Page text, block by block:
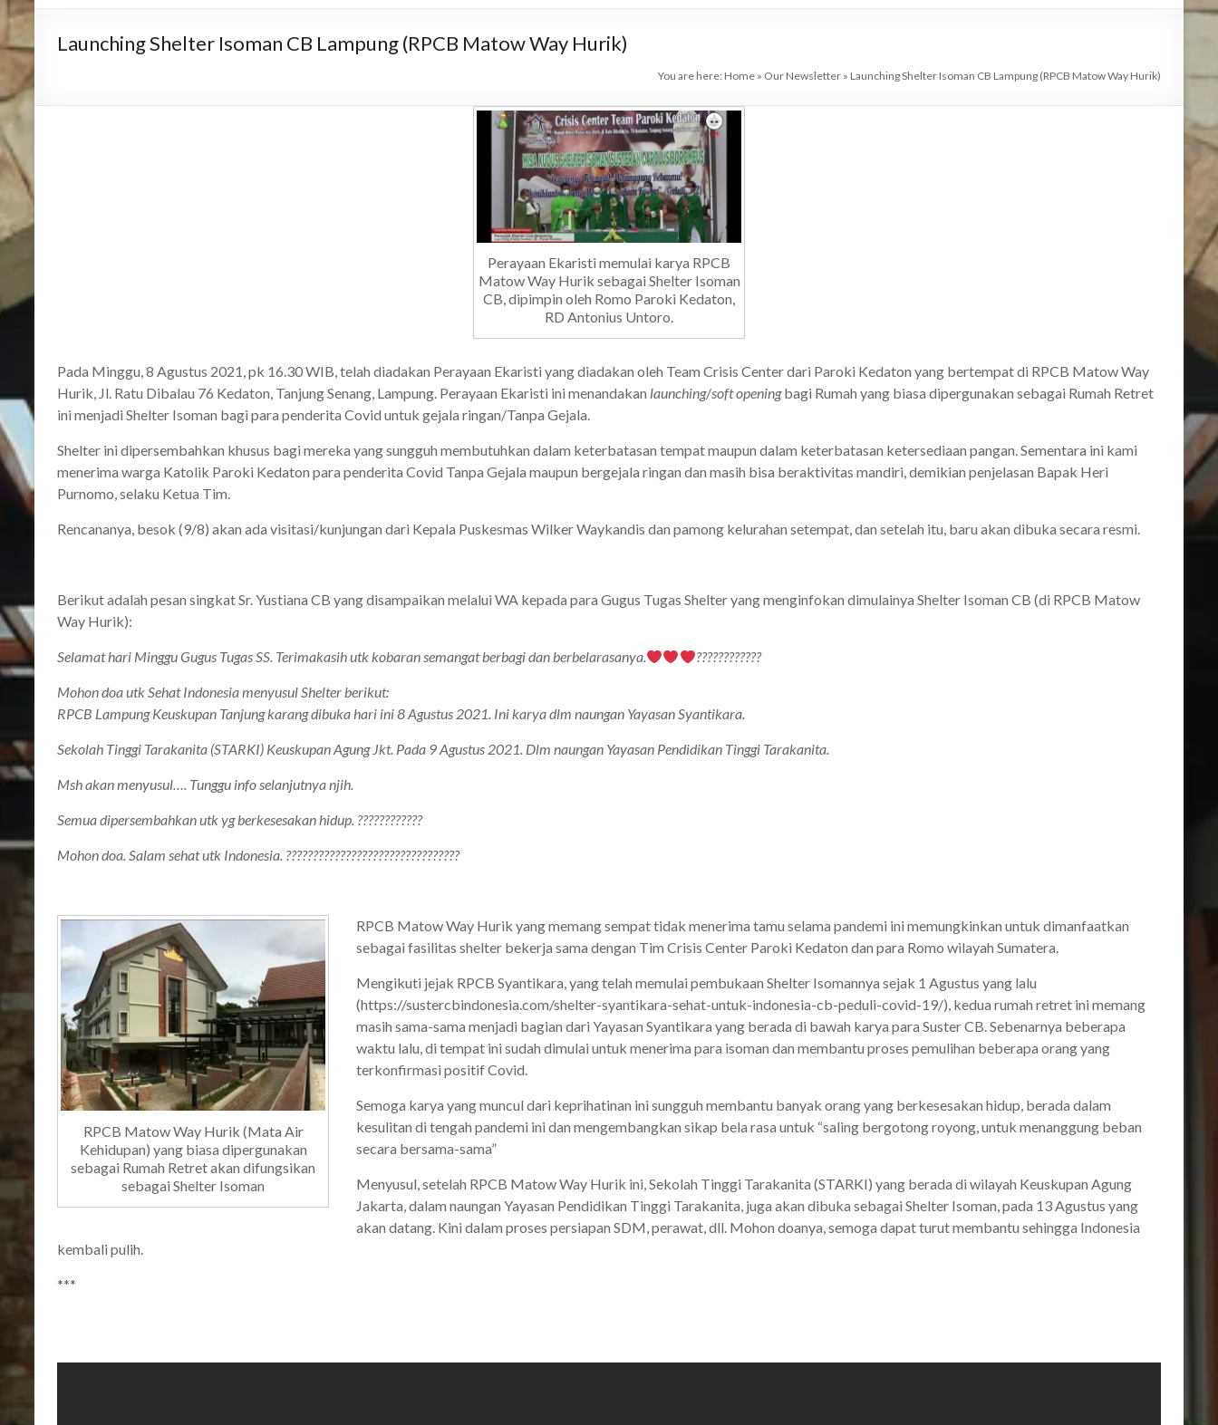
Launching Shelter Isoman CB Lampung (RPCB Matow Way Hurik)
You are here: Home » Our Newsletter » Launching Shelter Isoman CB Lampung (RPCB Matow Way Hurik)
Perayaan Ekaristi memulai karya RPCB
Matow Way Hurik sebagai Shelter Isoman
CB, dipimpin oleh Romo Paroki Kedaton,
RD Antonius Untoro.
Pada Minggu, 8 Agustus 2021, pk 16.30 WIB, telah diadakan Perayaan Ekaristi yang diadakan oleh Team Crisis Center dari Paroki Kedaton yang bertempat di RPCB Matow Way
Hurik, Jl. Ratu Dibalau 76 Kedaton, Tanjung Senang, Lampung. Perayaan Ekaristi ini menandakan launching/soft openingbagi Rumah yang biasa dipergunakan sebagai Rumah Retret
ini menjadi Shelter Isoman bagi para penderita Covid untuk gejala ringan/Tanpa Gejala.
Shelter ini dipersembahkan khusus bagi mereka yang sungguh membutuhkan dalam keterbatasan tempat maupun dalam keterbatasan ketersediaan pangan. Sementara ini kami
menerima warga Katolik Paroki Kedaton para penderita Covid Tanpa Gejala maupun bergejala ringan dan masih bisa beraktivitas mandiri, demikian penjelasan Bapak Heri
Purnomo, selaku Ketua Tim.
Rencananya, besok (9/8) akan ada visitasi/kunjungan dari Kepala Puskesmas Wilker Waykandis dan pamong kelurahan setempat, dan setelah itu, baru akan dibuka secara resmi.
Berikut adalah pesan singkat Sr. Yustiana CB yang disampaikan melalui WA kepada para Gugus Tugas Shelter yang menginfokan dimulainya Shelter Isoman CB (di RPCB Matow
Way Hurik):
Selamat hari Minggu Gugus Tugas SS. Terimakasih utk kobaran semangat berbagi dan berbelarasanya. ????????????
Mohon doa utk Sehat Indonesia menyusul Shelter berikut:
RPCB Lampung Keuskupan Tanjung karang dibuka hari ini 8 Agustus 2021. Ini karya dlm naungan Yayasan Syantikara.
Sekolah Tinggi Tarakanita (STARKI) Keuskupan Agung Jkt. Pada 9 Agustus 2021. Dlm naungan Yayasan Pendidikan Tinggi Tarakanita.
Msh akan menyusul…. Tunggu info selanjutnya njih.
Semua dipersembahkan utk yg berkesesakan hidup. ????????????
Mohon doa. Salam sehat utk Indonesia. ????????????????????????????????
RPCB Matow Way Hurik (Mata Air
Kehidupan) yang biasa dipergunakan
sebagai Rumah Retret akan difungsikan
sebagai Shelter Isoman
RPCB Matow Way Hurik yang memang sempat tidak menerima tamu selama pandemi ini memungkinkan untuk dimanfaatkan
sebagai fasilitas shelter bekerja sama dengan Tim Crisis Center Paroki Kedaton dan para Romo wilayah Sumatera.
Mengikuti jejak RPCB Syantikara, yang telah memulai pembukaan Shelter Isomannya sejak 1 Agustus yang lalu
(https://sustercbindonesia.com/shelter-syantikara-sehat-untuk-indonesia-cb-peduli-covid-19/), kedua rumah retret ini memang
masih sama-sama menjadi bagian dari Yayasan Syantikara yang berada di bawah karya para Suster CB. Sebenarnya beberapa
waktu lalu, di tempat ini sudah dimulai untuk menerima para isoman dan membantu proses pemulihan beberapa orang yang
terkonfirmasi positif Covid.
Semoga karya yang muncul dari keprihatinan ini sungguh membantu banyak orang yang berkesesakan hidup, berada dalam
kesulitan di tengah pandemi ini dan mengembangkan sikap bela rasa untuk “saling bergotong royong, untuk menanggung beban
secara bersama-sama”
Menyusul, setelah RPCB Matow Way Hurik ini, Sekolah Tinggi Tarakanita (STARKI) yang berada di wilayah Keuskupan Agung
Jakarta, dalam naungan Yayasan Pendidikan Tinggi Tarakanita, juga akan dibuka sebagai Shelter Isoman, pada 13 Agustus yang
akan datang. Kini dalam proses persiapan SDM, perawat, dll. Mohon doanya, semoga dapat turut membantu sehingga Indonesia
kembali pulih.
***